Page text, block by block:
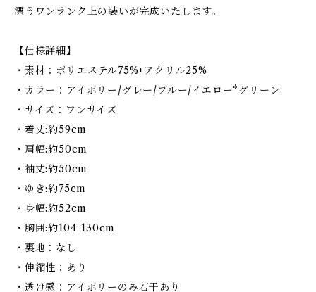
漂うワンランク上の装いが完成いたします。
【仕様詳細】
・素材：ポリエステル75%+アクリル25%
・カラー：アイボリー/グレー/ブルー/イエロー*グリーン
・サイズ：ワンサイズ
・着丈:約59cm
・肩幅:約50cm
・袖丈:約50cm
・ゆき:約75cm
・身幅:約52cm
・胸囲:約104-130cm
・裏地：なし
・伸縮性：あり
・透け感：アイボリーのみ若干あり